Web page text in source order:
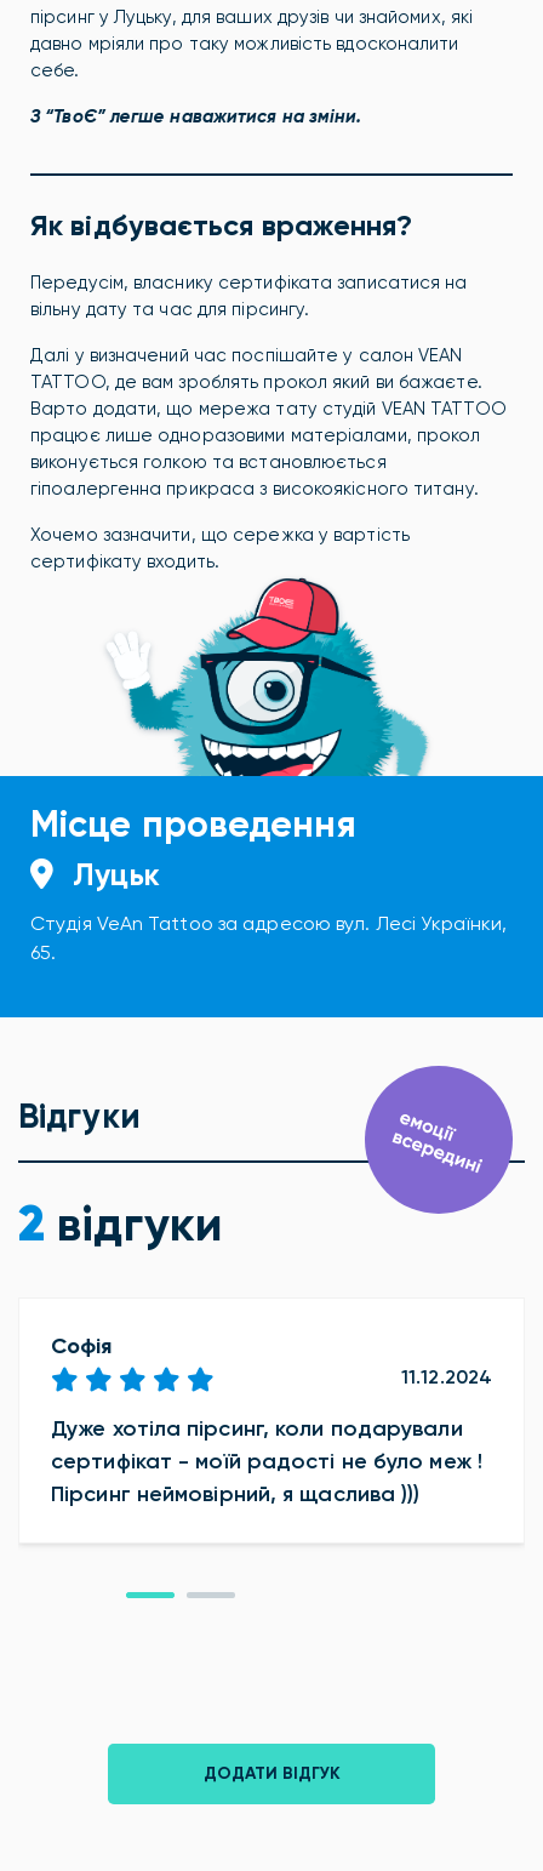
пірсинг у Луцьку, для ваших друзів чи знайомих, які
давно мріяли про таку можливість вдосконалити
себе.
З “ТвоЄ” легше наважитися на зміни.
Як відбувається враження?
Передусім, власнику сертифіката записатися на
вільну дату та час для пірсингу.
Далі у визначений час поспішайте у салон VEAN
TATTOO, де вам зроблять прокол який ви бажаєте.
Варто додати, що мережа тату студій VEAN TATTOO
працює лише одноразовими матеріалами, прокол
виконується голкою та встановлюється
гіпоалергенна прикраса з високоякісного титану.
Хочемо зазначити, що сережка у вартість
сертифікату входить.
Місце проведення
Луцьк
Студія VeAn Tattoo за адресою вул. Лесі Українки,
65.
Відгуки
2 відгуки
Софія
11.12.2024
Дуже хотіла пірсинг, коли подарували
сертифікат - моїй радості не було меж !
Пірсинг неймовірний, я щаслива )))
ДОДАТИ ВІДГУК